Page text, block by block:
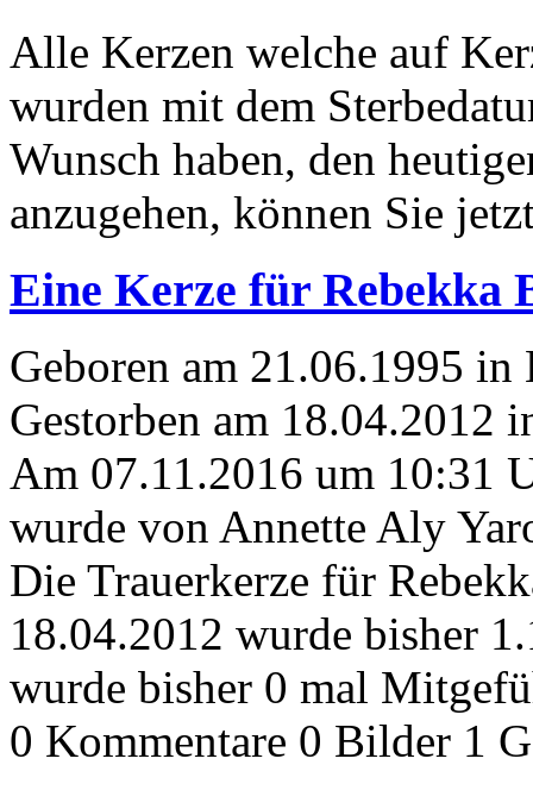
Alle Kerzen welche auf
wurden mit dem
Wunsch haben, den
anzugehen, können Sie
Eine Kerze für Rebekka
Geboren am 21.06.1995 in
Gestorben am 18.04.2012
Am 07.11.2016 um 10:31
wurde von Annette Aly
Die Trauerkerze für
18.04.2012 wurde bisher
wurde bisher 0 mal
0 Kommentare 0 Bilder 1